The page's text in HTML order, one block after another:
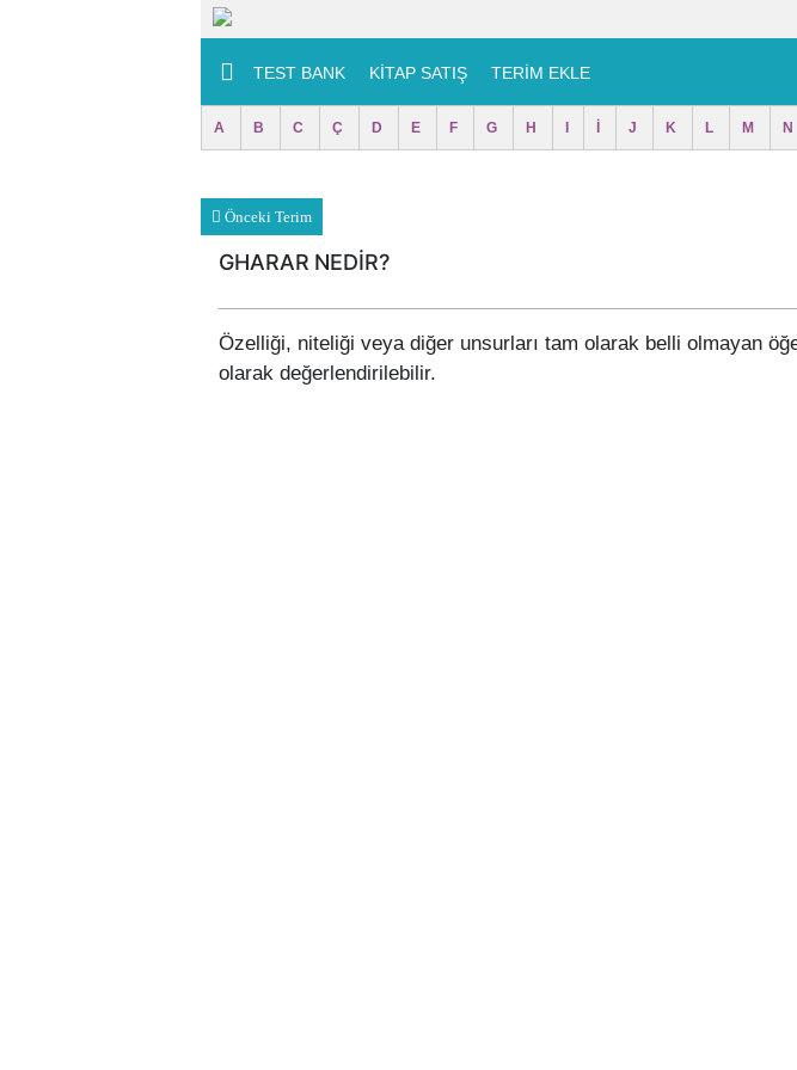
TEST BANK KITAP SATIŞ TERİM EKLE
A B C Ç D E F G H I İ J K L M N
Önceki Terim
GHARAR NEDİR?
Özelliği, niteliği veya diğer unsurları tam olarak belli olmayan
olarak değerlendirilebilir.